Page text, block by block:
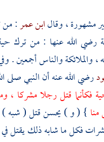
مشهورة ، وقالابن عمر: من
رضي الله عنها : من ترك
، والملائكة والناس أجمعين .
رضي الله عنه أن النبي صلى
فكأنما قتل رجلا مشركا ،
} ( و ) يحسن قتل ( شبه )
فكل ما شابه ذلك يقتل